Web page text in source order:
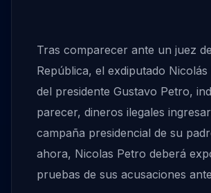
Tras comparecer ante un juez
República, el exdiputado
del presidente Gustavo Petro,
parecer, dineros ilegales
campaña presidencial de su
ahora, Nicolas Petro deberá
pruebas de sus acusaciones